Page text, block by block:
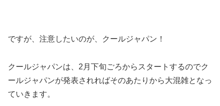
ですが、注意したいのが、クールジャパン！
クールジャパンは、2月下旬ごろからスタートするのでク
ールジャパンが発表されればそのあたりから大混雑となっ
ていきます。